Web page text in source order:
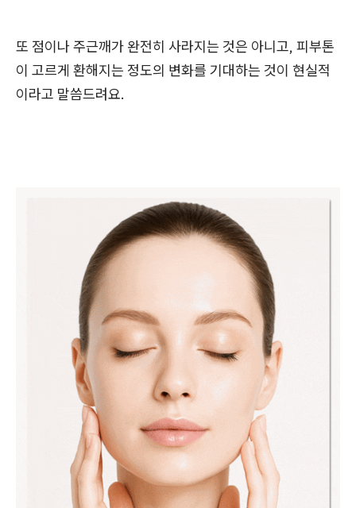
또 점이나 주근깨가 완전히 사라지는 것은 아니고, 피부톤
이 고르게 환해지는 정도의 변화를 기대하는 것이 현실적
이라고 말씀드려요.